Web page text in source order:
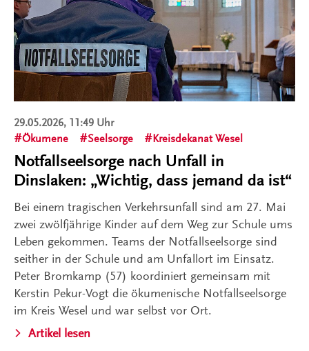
29.05.2026, 11:49 Uhr
Ökumene
Seelsorge Kreisdekanat Wesel
Notfallseelsorge nach Unfall in
Dinslaken: „Wichtig, dass jemand da ist“
Bei einem tragischen Verkehrsunfall sind am 27. Mai
zwei zwölfjährige Kinder auf dem Weg zur Schule ums
Leben gekommen. Teams der Notfallseelsorge sind
seither in der Schule und am Unfallort im Einsatz.
Peter Bromkamp (57) koordiniert gemeinsam mit
Kerstin Pekur-Vogt die ökumenische Notfallseelsorge
im Kreis Wesel und war selbst vor Ort.
Artikel lesen